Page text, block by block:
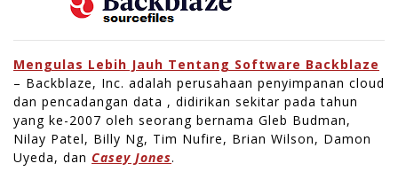
2
0
2
2
Mengulas Lebih Jauh Tentang Software Backblaze
– Backblaze, Inc. adalah perusahaan penyimpanan cloud
dan pencadangan data , didirikan sekitar pada tahun
yang ke-2007 oleh seorang bernama Gleb Budman,
Nilay Patel, Billy Ng, Tim Nufire, Brian Wilson, Damon
Uyeda, dan Casey Jones.